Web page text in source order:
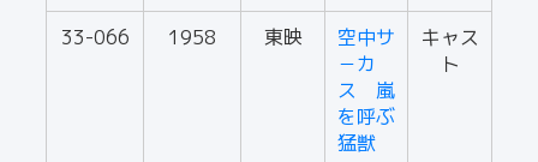
33-066 1958 東映
空中サ
－カ
ス 嵐
を呼ぶ
猛獣
キャス
ト